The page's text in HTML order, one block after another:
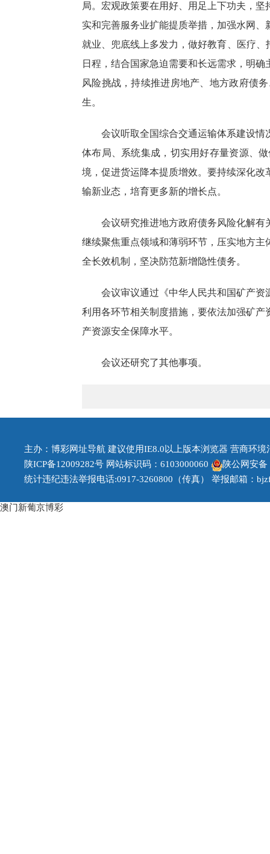
局。宏观政策要在用好、用足上下功夫，
实和完善服务业扩能提质举措，加强水网
就业、兜底线上多发力，做好教育、医疗
日程，结合国家急迫需要和长远需求，明
风险挑战，持续推进房地产、地方政府债
生。
会议听取全国综合交通运输体系建设
体布局、系统集成，切实用好存量资源、
境，促进货运降本提质增效。要持续深化
输新业态，培育更多新的增长点。
会议研究推进地方政府债务风险化解
继续聚焦重点领域和薄弱环节，压实地方
全长效机制，坚决防范新增隐性债务。
会议审议通过《中华人民共和国矿产
利用各环节相关制度措施，要依法加强矿
产资源安全保障水平。
会议还研究了其他事项。
主办：博彩网址导航 建议使用IE8.0以上版本浏览器 营商环境
陕ICP备12009282号 网站标识码：6103000060
陕公网安备
统计违纪违法举报电话:0917-3260800（传真） 举报邮箱：
澳门新葡京博彩